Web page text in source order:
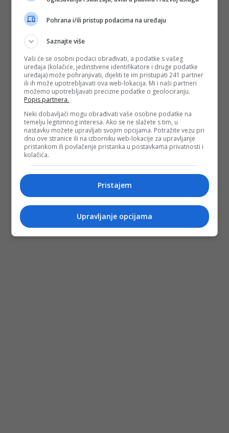
Pohrana i/ili pristup podacima na uređaju
Saznajte više
Vaši će se osobni podaci obrađivati, a podatke s vašeg
uređaja (kolačiće, jedinstvene identifikatore i druge podatke
uređaja) može pohranjivati, dijeliti te im pristupati 241 partner
ili ih može upotrebljavati ova web-lokacija. Mi i naši partneri
možemo upotrebljavati precizne podatke o geolociranju.
Popis partnera.
Neki dobavljači mogu obrađivati vaše osobne podatke na
temelju legitimnog interesa. Ako se ne slažete s tim, u
nastavku možete upravljati svojim opcijama. Potražite vezu pri
dnu ove stranice ili na izborniku web-lokacije za upravljanje
pristankom ili povlačenje pristanka u postavkama privatnosti i
kolačića.
Pristajem
Upravljanje opcijama